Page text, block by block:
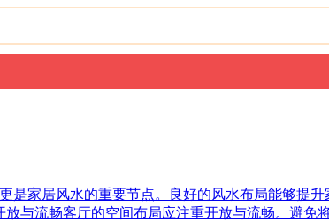
是家居风水的重要节点。良好的风水布局能够提
与流畅客厅的空间布局应注重开放与流畅。避免